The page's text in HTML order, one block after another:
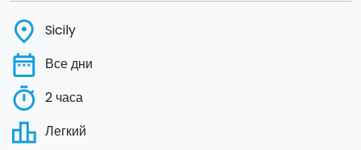
place Sicily
date_range Все дни
timer 2 часа
leaderboard Легкий